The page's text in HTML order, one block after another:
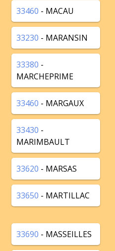
33460 - MACAU
33230 - MARANSIN
33380 -
MARCHEPRIME
33460 - MARGAUX
33430 -
MARIMBAULT
33620 - MARSAS
33650 - MARTILLAC
33690 - MASSEILLES